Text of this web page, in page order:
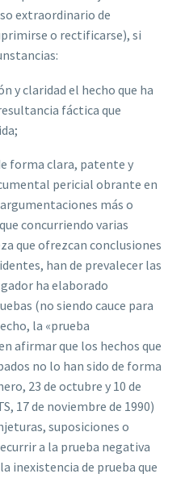
extraordinario de
o rectif‌icarse), si
y claridad el hecho que ha
fáctica que
forma clara, patente y
pericial obrante en
más o
concurriendo varias
que ofrezcan conclusiones
han de prevalecer las
ha elaborado
(no siendo cauce para
la «prueba
af‌irmar que los hechos que
no lo han sido de forma
23 de octubre y 10 de
17 de noviembre de 1990)
suposiciones o
a la prueba negativa
inexistencia de prueba que